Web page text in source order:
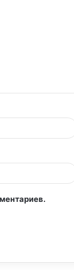
путь к здоровому и